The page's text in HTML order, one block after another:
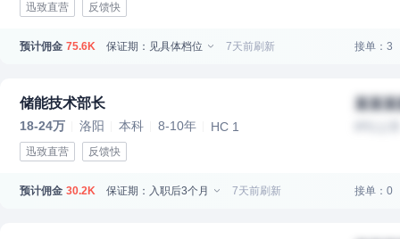
迅致直营 反馈快
预计佣金 75.6K 保证期：见具体档位 7天前刷新 接单：3
储能技术部长
18-24万 洛阳 本科 8-10年 HC 1
迅致直营 反馈快
某某
预计佣金 30.2K 保证期：入职后3个月 7天前刷新 接单：0